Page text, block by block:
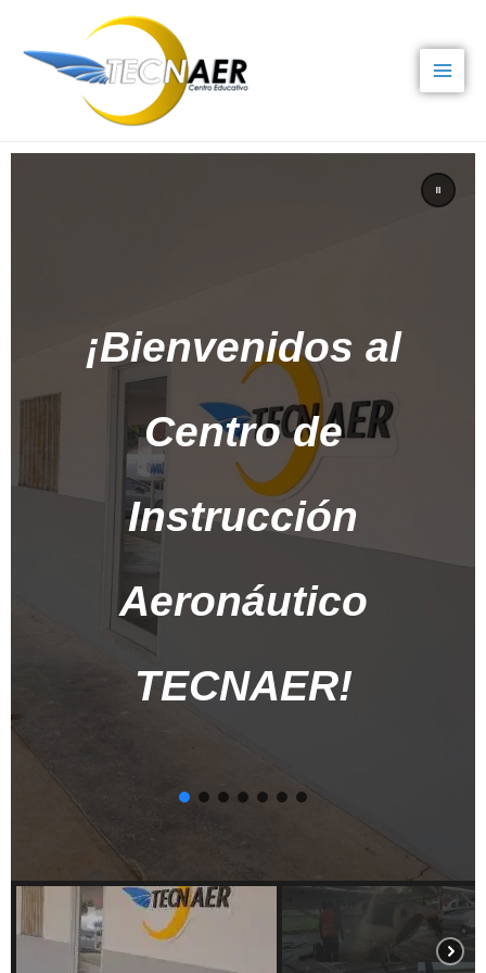
¡Bienvenidos al
Centro de
Instrucción
Aeronáutico
TECNAER!